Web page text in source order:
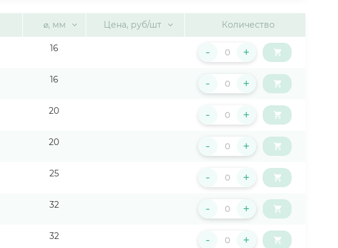
⌀, мм Цена, руб/шт Количество
16 - +
16 - +
20 - +
20 - +
25 - +
32 - +
32 - +